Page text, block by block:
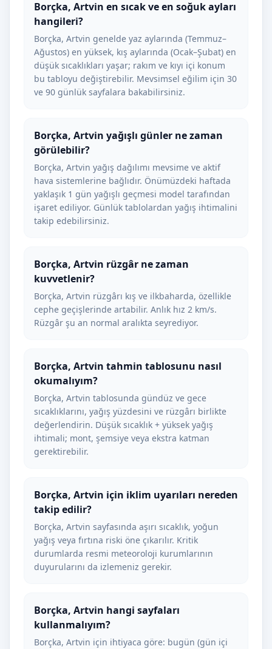
Borçka, Artvin en sıcak ve en soğuk ayları
hangileri?
Borçka, Artvin genelde yaz aylarında (Temmuz–
Ağustos) en yüksek, kış aylarında (Ocak–Şubat) en
düşük sıcaklıkları yaşar; rakım ve kıyı içi konum
bu tabloyu değiştirebilir. Mevsimsel eğilim için 30
ve 90 günlük sayfalara bakabilirsiniz.
Borçka, Artvin yağışlı günler ne zaman
görülebilir?
Borçka, Artvin yağış dağılımı mevsime ve aktif
hava sistemlerine bağlıdır. Önümüzdeki haftada
yaklaşık 1 gün yağışlı geçmesi model tarafından
işaret ediliyor. Günlük tablolardan yağış ihtimalini
takip edebilirsiniz.
Borçka, Artvin rüzgâr ne zaman
kuvvetlenir?
Borçka, Artvin rüzgârı kış ve ilkbaharda, özellikle
cephe geçişlerinde artabilir. Anlık hız 2 km/s.
Rüzgâr şu an normal aralıkta seyrediyor.
Borçka, Artvin tahmin tablosunu nasıl
okumalıyım?
Borçka, Artvin tablosunda gündüz ve gece
sıcaklıklarını, yağış yüzdesini ve rüzgârı birlikte
değerlendirin. Düşük sıcaklık + yüksek yağış
ihtimali; mont, şemsiye veya ekstra katman
gerektirebilir.
Borçka, Artvin için iklim uyarıları nereden
takip edilir?
Borçka, Artvin sayfasında aşırı sıcaklık, yoğun
yağış veya fırtına riski öne çıkarılır. Kritik
durumlarda resmi meteoroloji kurumlarının
duyurularını da izlemeniz gerekir.
Borçka, Artvin hangi sayfaları
kullanmalıyım?
Borçka, Artvin için ihtiyaca göre: bugün (gün içi